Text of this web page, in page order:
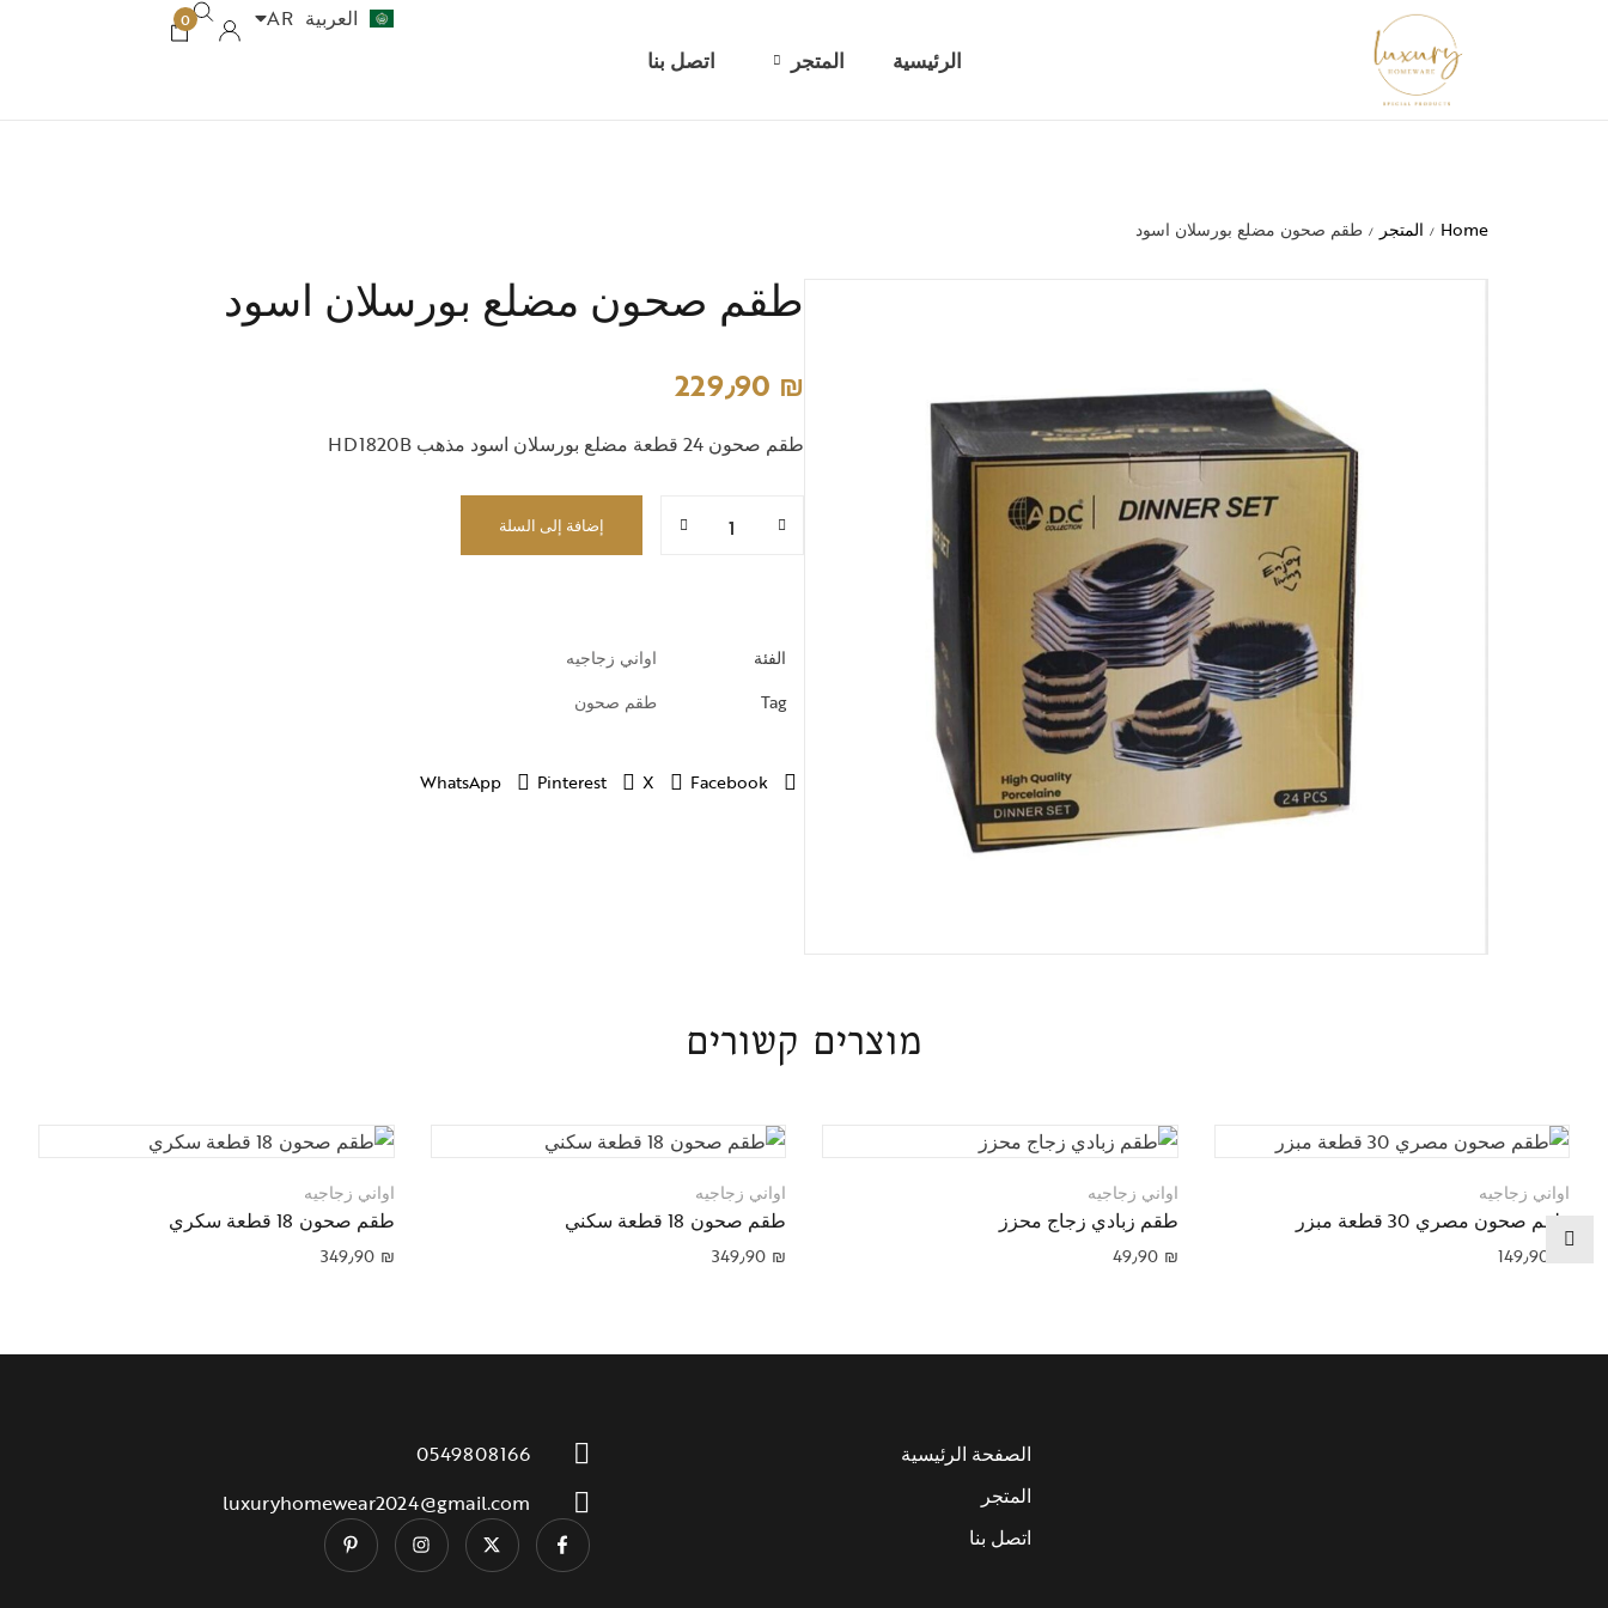
الرئيسية المتجر
طناجر وأواني معدنية
معالق شوك وسكاكين
اتصل بنا
العربية ARעברית HE
0
Home
/ المتجر / طقم صحون مضلع بورسلان اسود
طقم صحون مضلع بورسلان اسود
229٫90 ₪
طقم صحون 24 قطعة مضلع بورسلان اسود مذهب HD1820B
إضافة إلى السلة
الفئة
اواني زجاجيه
Tag
طقم صحون
Facebook
X
Pinterest
WhatsApp
מוצרים קשורים
اواني زجاجيه
طقم صحون مصري 30 قطعة مبزر
149٫90
اواني زجاجيه
طقم زبادي زجاج محزز
49٫90 ₪
اواني زجاجيه
طقم صحون 18 قطعة سكني
349٫90 ₪
اواني زجاجيه
طقم صحون 18 قطعة سكري
349٫90 ₪
الصفحة الرئيسية
المتجر
اتصل بنا
0549808166
luxuryhomewear2024@gmail.com